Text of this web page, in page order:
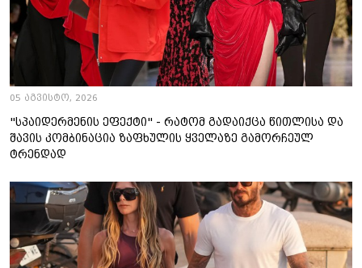
05 აგვისტო, 2026
"სპაიდერმენის ეფექტი" - რატომ გადაიქცა წითლისა და
შავის კომბინაცია ზაფხულის ყველაზე გამორჩეულ
ტრენდად